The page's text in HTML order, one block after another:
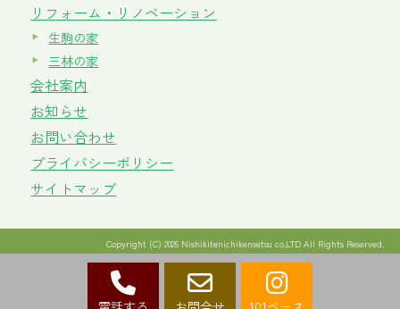
リフォーム・リノベーション
生駒の家
三林の家
会社案内
お知らせ
お問い合わせ
プライバシーポリシー
サイトマップ
Copyright (C) 2026 Nishikitenichikensetsu co.LTD All Rights Reserved.